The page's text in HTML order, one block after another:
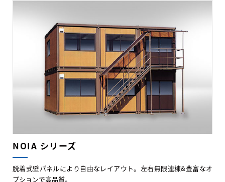
NOIA シリーズ
脱着式壁パネルにより自由なレイアウト。左右無限連棟&豊富なオ
プションで高品質。